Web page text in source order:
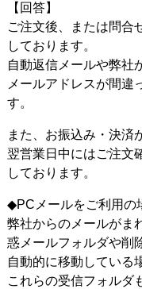
【回答】
ご注文後、または問合
しております。
自動返信メールや弊社
メールアドレスが間違
す。
また、お振込み・決済
翌営業日中にはご注文
しております。
◆PCメールをご利用の
弊社からのメールがま
惑メールフォルダや削
自動的に移動している
これらの受信フォルダ